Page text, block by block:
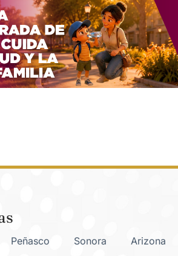
Peñasco Sonora Arizona